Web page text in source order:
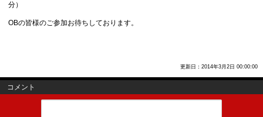
分）
OBの皆様のご参加お待ちしております。
更新日：2014年3月2日 00:00:00
コメント